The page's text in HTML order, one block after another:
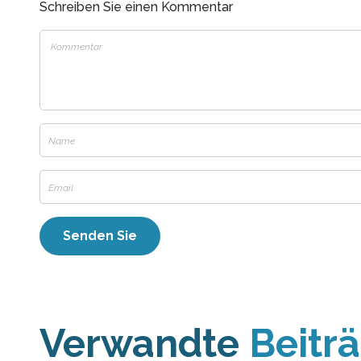
Schreiben Sie einen Kommentar
Verwandte